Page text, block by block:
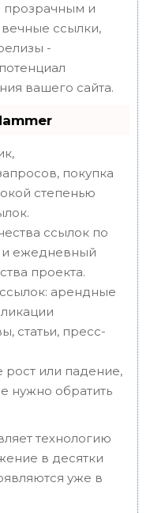
прозрачным и
ссылки,
-
вашего сайта.
покупка
степенью
ссылок по
и ежедневный
проекта.
арендные
статьи, пресс-
или падение,
нужно обратить
технологию
в десятки
уже в